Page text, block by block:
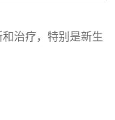
治疗，特别是新生